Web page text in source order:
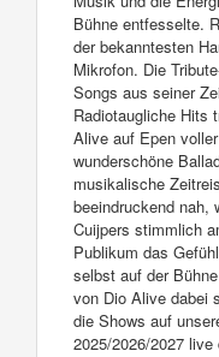
Bühne entfesselte.
der bekanntesten
Mikrofon. Die
Songs aus seiner
Radiotaugliche Hits
Alive auf Epen
wunderschöne
musikalische
beeindruckend nah,
Cuijpers stimmlich
Publikum das
selbst auf der
von Dio Alive dabei
die Shows auf
2025/2026/2027 live